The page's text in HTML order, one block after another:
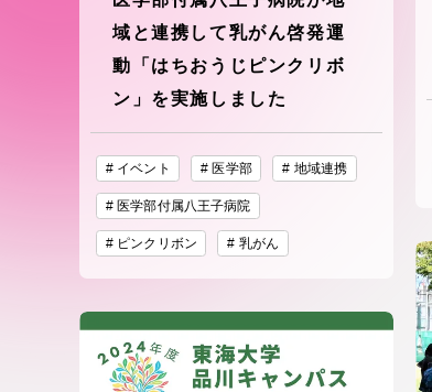
域と連携して乳がん啓発運
動「はちおうじピンクリボ
ン」を実施しました
イベント 医学部 地域連携
医学部付属八王子病院
ピンクリボン 乳がん
学則・諸規程
コンプライアンス
キャンパス案内
保護者の方